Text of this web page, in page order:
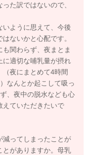
た訳ではないので、
ように思えて、今後
ないかと心配です。
関わらず、夜まとま
に適切な哺乳量が摂れ
夜にまとめて4時間
なんとか起こして吸っ
、夜中の脱水なども心
えていただきたいで
減ってしまったことが
がありますか。母乳